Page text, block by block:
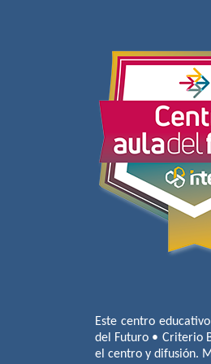
Este centro
del Futuro • Criterio
el centro y difusión.